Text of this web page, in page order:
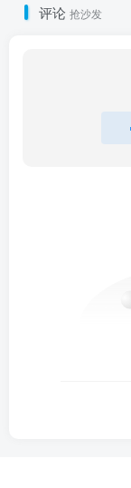
评论 抢沙发